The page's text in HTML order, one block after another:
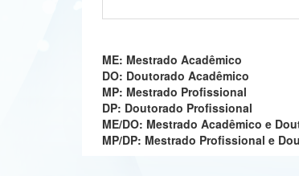
ME: Mestrado Acadêmico
DO: Doutorado Acadêmico
MP: Mestrado Profissional
DP: Doutorado Profissional
ME/DO: Mestrado Acadêmico e
MP/DP: Mestrado Profissional e